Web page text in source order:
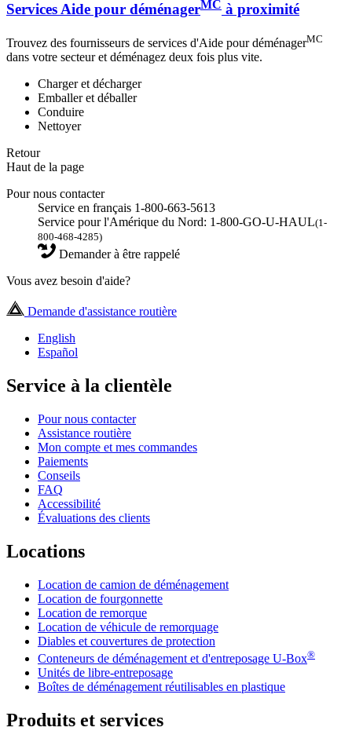
Services Aide pour déménagerMC à proximité
Trouvez des fournisseurs de services d'Aide pour déménagerMC
dans votre secteur et déménagez deux fois plus vite.
Charger et décharger
Emballer et déballer
Conduire
Nettoyer
Retour
Haut de la page
Pour nous contacter
Service en français 1-800-663-5613
Service pour l'Amérique du Nord: 1-800-GO-U-HAUL(1-
800-468-4285)
Demander à être rappelé
Vous avez besoin d'aide?
Demande d'assistance routière
English
Español
Service à la clientèle
Pour nous contacter
Assistance routière
Mon compte et mes commandes
Paiements
Conseils
FAQ
Accessibilité
Évaluations des clients
Locations
Location de camion de déménagement
Location de fourgonnette
Location de remorque
Location de véhicule de remorquage
Diables et couvertures de protection
Conteneurs de déménagement et d'entreposage U-Box®
Unités de libre-entreposage
Boîtes de déménagement réutilisables en plastique
Produits et services